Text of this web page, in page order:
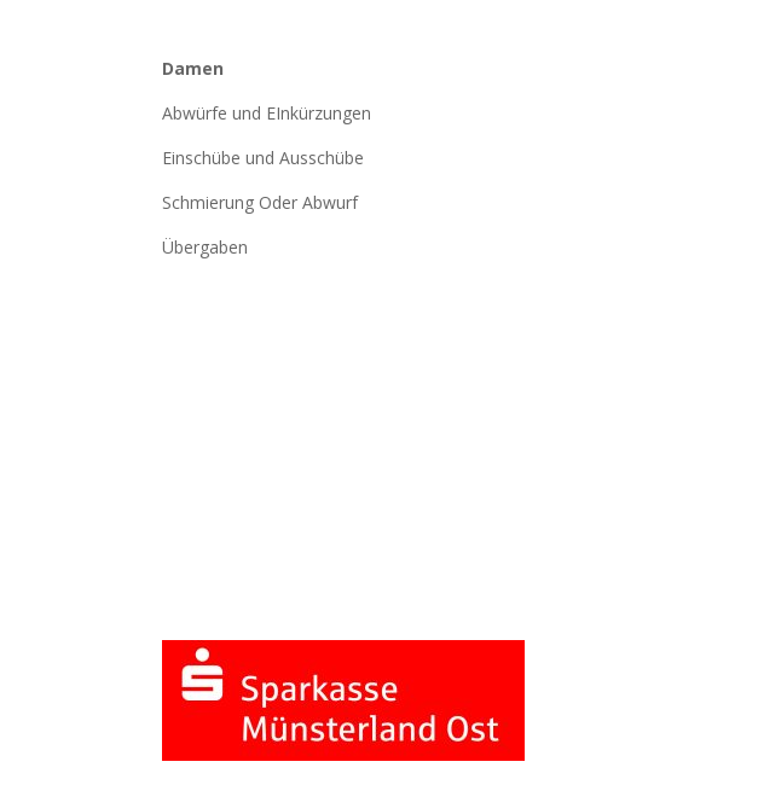
Damen
Abwürfe und EInkürzungen
Einschübe und Ausschübe
Schmierung Oder Abwurf
Übergaben